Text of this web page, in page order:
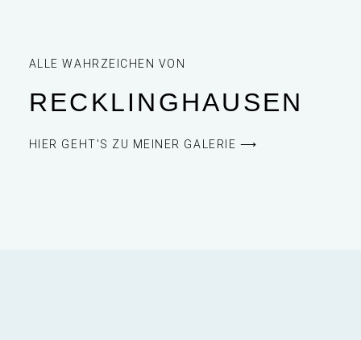
ALLE WAHRZEICHEN VON
RECKLINGHAUSEN
HIER GEHT'S ZU MEINER GALERIE ⟶